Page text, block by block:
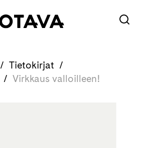
/Tietokirjat /
/Virkkaus valloilleen!